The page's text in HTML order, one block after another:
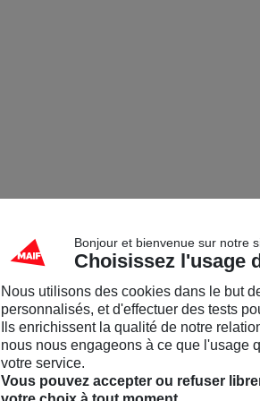
Bonjour et bienvenue sur notre
Choisissez l'usage
Nous utilisons des cookies dans le but
personnalisés, et d'effectuer des tests
Ils enrichissent la qualité de notre
nous nous engageons à ce que l'usage
votre service.
Vous pouvez accepter ou refuser